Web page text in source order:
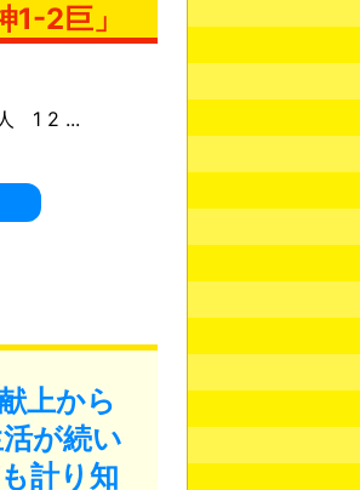
2巨」
1 2 ...
上から
が続い
計り知